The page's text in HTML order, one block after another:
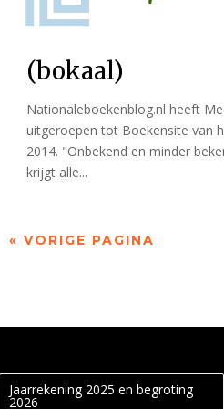
(bokaal)
Nationaleboekenblog.nl heeft
uitgeroepen tot Boekensite van
2014. "Onbekend en minder
krijgt alle...
« VORIGE PAGINA
Jaarrekening 2025 en begroting
2026